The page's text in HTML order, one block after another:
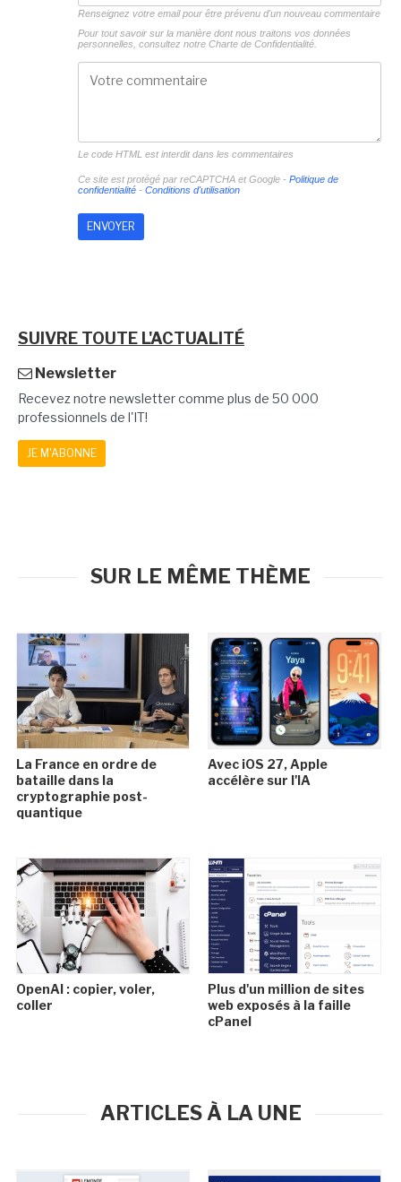
Renseignez votre email pour être prévenu d'un nouveau commentaire
Pour tout savoir sur la manière dont nous traitons vos données
personnelles, consultez notre Charte de Confidentialité.
Le code HTML est interdit dans les commentaires
Ce site est protégé par reCAPTCHA et Google - Politique de
confidentialité- Conditions d'utilisation
SUIVRE TOUTE L'ACTUALITÉ
Newsletter
Recevez notre newsletter comme plus de 50 000
professionnels de l'IT!
JE M'ABONNE
SUR LE MÊME THÈME
La France en ordre de
bataille dans la
cryptographie post-
quantique
Avec iOS 27, Apple
accélère sur l'IA
OpenAI : copier, voler,
coller
Plus d'un million de sites
web exposés à la faille
cPanel
ARTICLES À LA UNE